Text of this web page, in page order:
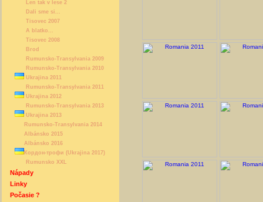
Len tak v lese 2
Dali sme si...
Tisovec 2007
A blatko...
Tisovec 2008
Brod
Rumunsko-Transylvania 2009
Rumunsko-Transylvania 2010
Ukrajina 2011
Rumunsko-Transylvania 2011
Ukrajina 2012
Rumunsko-Transylvania 2013
Ukrajina 2013
Rumunsko-Transylvania 2014
Albánsko 2015
Albánsko 2016
Кордон-трофи (Ukrajina 2017)
Rumunsko XXL
Nápady
Linky
Počasie ?